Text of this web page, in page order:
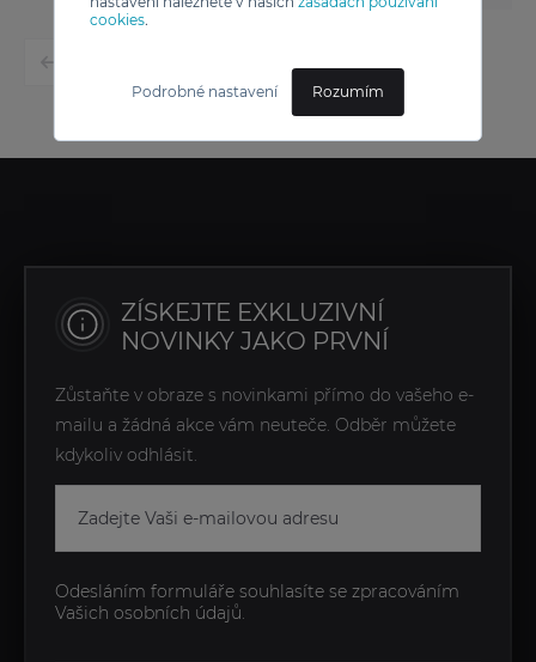
cookies.
Podrobné nastavení Rozumím
ZÍSKEJTE EXKLUZIVNÍ
NOVINKY JAKO PRVNÍ
Zůstaňte v obraze s novinkami přímo do vašeho e-
mailu a žádná akce vám neuteče. Odběr můžete
kdykoliv odhlásit.
Odesláním formuláře souhlasíte se zpracováním
Vašich osobních údajů.